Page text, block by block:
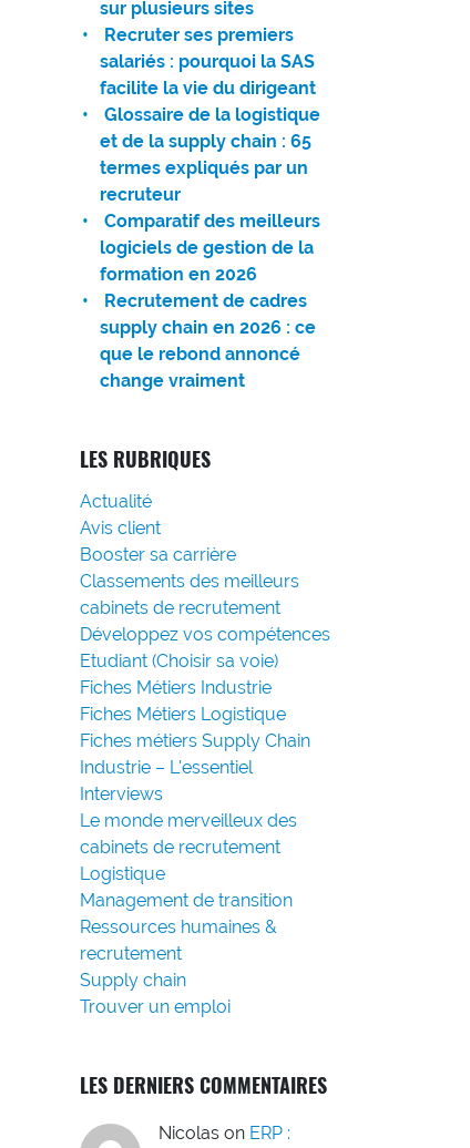
sur plusieurs sites
Recruter ses premiers
salariés : pourquoi la SAS
facilite la vie du dirigeant
Glossaire de la logistique
et de la supply chain : 65
termes expliqués par un
recruteur
Comparatif des meilleurs
logiciels de gestion de la
formation en 2026
Recrutement de cadres
supply chain en 2026 : ce
que le rebond annoncé
change vraiment
LES RUBRIQUES
Actualité
Avis client
Booster sa carrière
Classements des meilleurs
cabinets de recrutement
Développez vos compétences
Etudiant (Choisir sa voie)
Fiches Métiers Industrie
Fiches Métiers Logistique
Fiches métiers Supply Chain
Industrie – L'essentiel
Interviews
Le monde merveilleux des
cabinets de recrutement
Logistique
Management de transition
Ressources humaines &
recrutement
Supply chain
Trouver un emploi
LES DERNIERS COMMENTAIRES
Nicolas on ERP :